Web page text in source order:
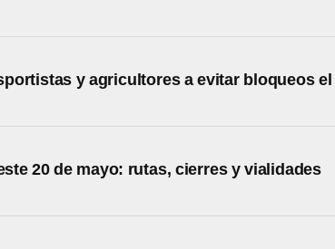
y agricultores a evitar bloqueos el
20 de mayo: rutas, cierres y vialidades